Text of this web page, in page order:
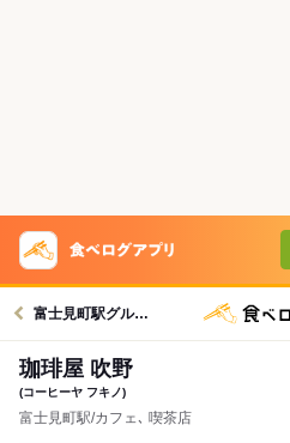
富士見町駅グルメへ
珈琲屋 吹野
(コーヒーヤ フキノ)
富士見町駅/カフェ､ 喫茶店